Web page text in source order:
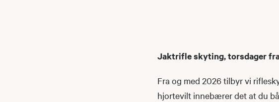
Jaktrifle skyting, torsdager
Fra og med 2026 tilbyr vi
hjortevilt innebærer det at du